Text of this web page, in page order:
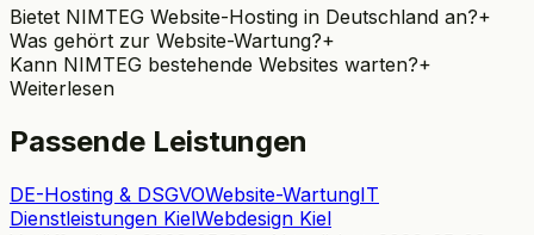
Bietet NIMTEG Website-Hosting in Deutschland an?+
Was gehört zur Website-Wartung?+
Kann NIMTEG bestehende Websites warten?+
Weiterlesen
Passende Leistungen
DE-Hosting & DSGVOWebsite-WartungIT
Dienstleistungen KielWebdesign Kiel